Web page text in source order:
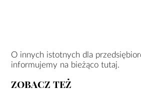
O innych istotnych dla
informujemy na bieżącotutaj.
ZOBACZ TEŻ